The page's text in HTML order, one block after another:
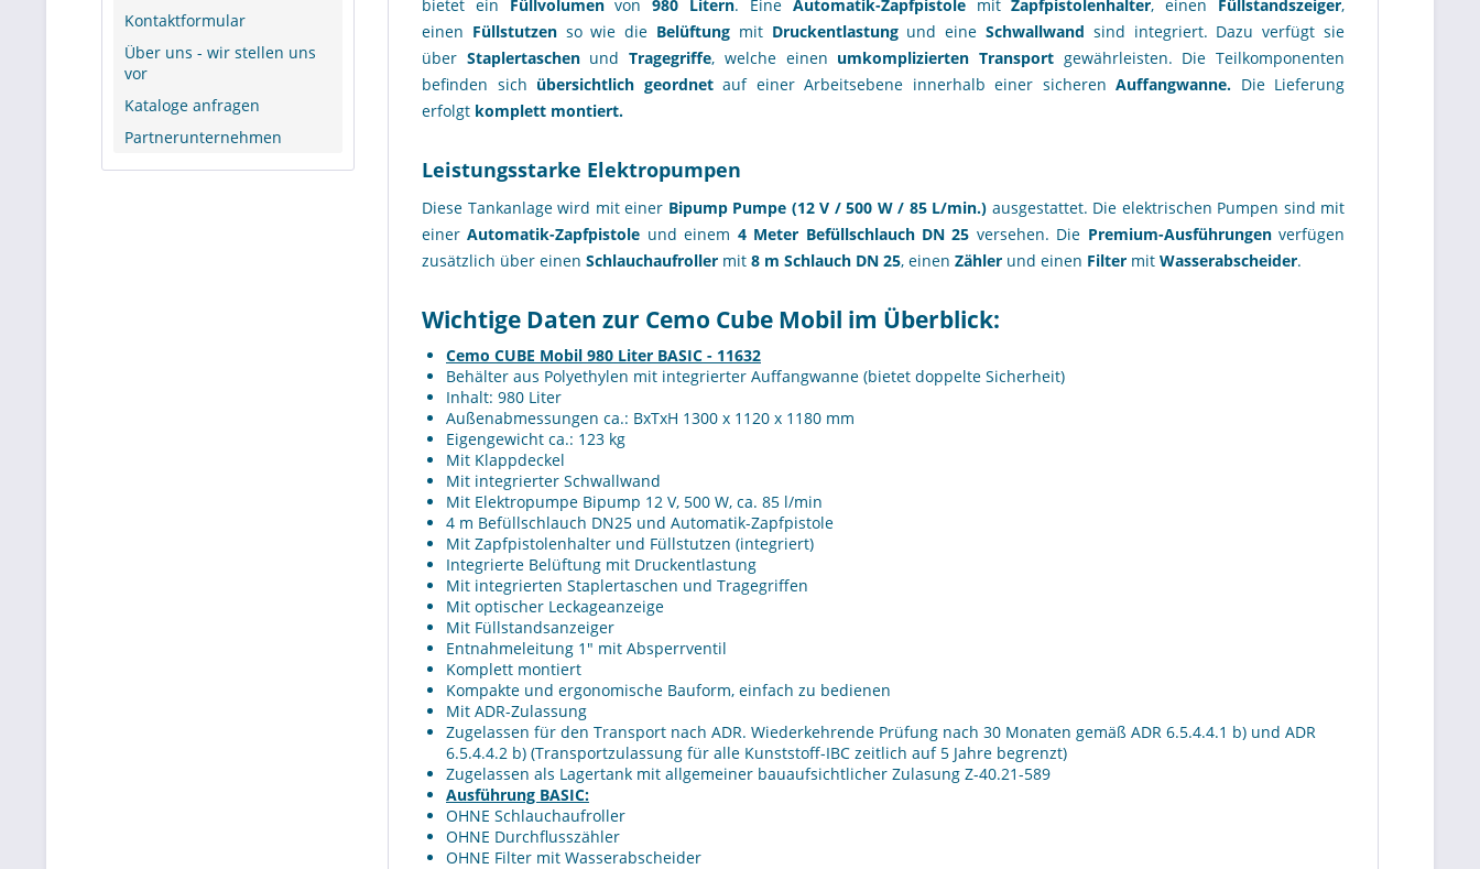
Kontaktformular
Über uns - wir stellen uns
vor
Kataloge anfragen
Partnerunternehmen
bietet ein Füllvolumenvon980 Litern. Eine Automatik-ZapfpistolemitZapfpistolenhalter, einen Füllstandszeiger,
einen Füllstutzenso wie die Belüftung mit Druckentlastung und eine Schwallwand sind integriert. Dazu verfügt sie
über StaplertaschenundTragegriffe, welche einen umkomplizierten Transport gewährleisten. Die Teilkomponenten
befinden sich übersichtlich geordnetauf einer Arbeitsebene innerhalb einer sicheren Auffangwanne. Die Lieferung
erfolgt komplett montiert.
Leistungsstarke Elektropumpen
Diese Tankanlage wird mit einer Bipump Pumpe (12 V / 500 W / 85 L/min.) ausgestattet. Die elektrischen Pumpen sind mit
einer Automatik-Zapfpistole und einem 4 Meter Befüllschlauch DN 25 versehen. Die Premium-Ausführungenverfügen
zusätzlich über einen Schlauchaufroller mit 8 m Schlauch DN 25, einen Zähler und einen Filter mit Wasserabscheider.
Wichtige Daten zur Cemo Cube Mobil im Überblick:
Cemo CUBE Mobil 980 Liter BASIC - 11632
Behälter aus Polyethylen mit integrierter Auffangwanne (bietet doppelte Sicherheit)
Inhalt: 980 Liter
Außenabmessungen ca.: BxTxH 1300 x 1120 x 1180 mm
Eigengewicht ca.: 123 kg
Mit Klappdeckel
Mit integrierter Schwallwand
Mit Elektropumpe Bipump 12 V, 500 W, ca. 85 l/min
4 m Befüllschlauch DN25 und Automatik-Zapfpistole
Mit Zapfpistolenhalter und Füllstutzen (integriert)
Integrierte Belüftung mit Druckentlastung
Mit integrierten Staplertaschen und Tragegriffen
Mit optischer Leckageanzeige
Mit Füllstandsanzeiger
Entnahmeleitung 1" mit Absperrventil
Komplett montiert
Kompakte und ergonomische Bauform, einfach zu bedienen
Mit ADR-Zulassung
Zugelassen für den Transport nach ADR. Wiederkehrende Prüfung nach 30 Monaten gemäß ADR 6.5.4.4.1 b) und ADR
6.5.4.4.2 b) (Transportzulassung für alle Kunststoff-IBC zeitlich auf 5 Jahre begrenzt)
Zugelassen als Lagertank mit allgemeiner bauaufsichtlicher Zulasung Z-40.21-589
Ausführung BASIC:
OHNE Schlauchaufroller
OHNE Durchflusszähler
OHNE Filter mit Wasserabscheider